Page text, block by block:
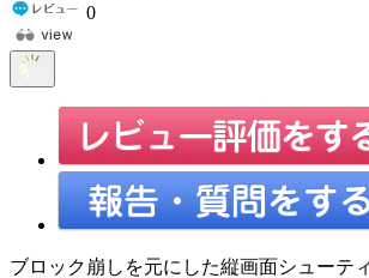
0
ブロック崩しを元にした縦画面シューテ